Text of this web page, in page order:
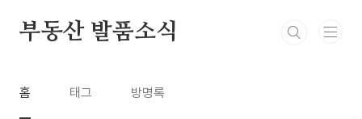
부동산 발품소식
홈 태그 방명록